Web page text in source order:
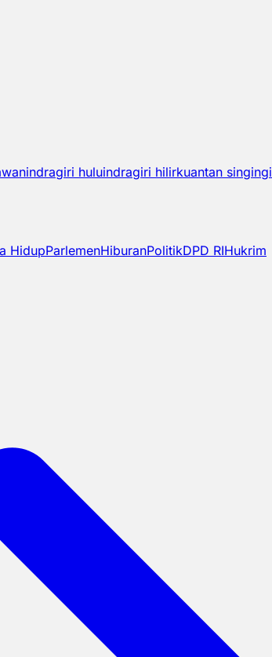
indragiri huluindragiri hilirkuantan singingi
HidupParlemenHiburanPolitikDPD RIHukrim